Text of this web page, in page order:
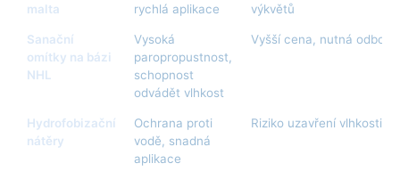
malta
rychlá aplikace
výkvětů
Sanační
omítky na bázi
NHL
Vysoká
paropropustnost,
schopnost
odvádět vlhkost
Vyšší cena, nutná
Hydrofobizační
nátěry
Ochrana proti
vodě, snadná
aplikace
Riziko uzavření vlhkosti v